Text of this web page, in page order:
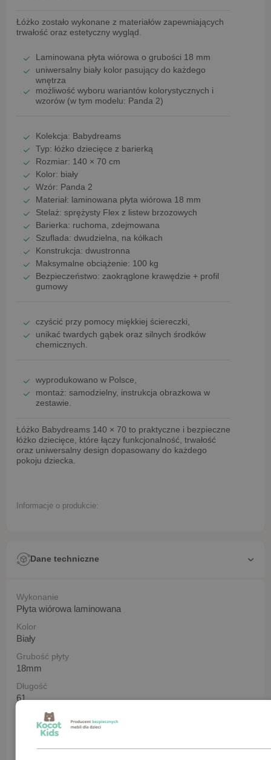
Łóżko zostało wykonane z materiałów zapewniających
trwałość oraz estetyczny wygląd.
Laminowana płyta wiórowa o grubości 18 mm
uniwersalny biały kolor pasujący do każdego
wnętrza
możliwość wyboru wariantów kolorystycznych i
wzorów (w tym modelu: Panda 2)
Kolekcja: Babydreams
Typ: łóżko dziecięce z barierką
Rozmiar: 140 × 70 cm
Kolor: biały
Wzór: Panda 2
Materiał: laminowana płyta wiórowa 18 mm
Stelaż: sprężysty Flex z listew brzozowych
Barierka: ruchoma, zdejmowana
Szuflada: dwudzielna, na kółkach
Konstrukcja: dwustronna
Maksymalne obciążenie: 100 kg
Bezpieczeństwo: zaokrąglone krawędzie + profil
gumowy
czyścić przy pomocy miękkiej ściereczki
unikać twardych gąbek oraz silnych środków
chemicznych
wyprodukowano w Polsce
montaż: samodzielny, instrukcja obrazkowa w
zestawie.
Łóżko Babydreams 140 × 70 to praktyczne i bezpieczne
łóżko dziecięce, które łączy funkcjonalność, trwałość
oraz uniwersalny design dopasowany do każdego
pokoju dziecka.
Informacje o produkcie:
Dane techniczne
Wykonanie
Płyta wiórowa laminowana
Kolor
Biały
Grubość płyty
18mm
Długość
61
Szerokość